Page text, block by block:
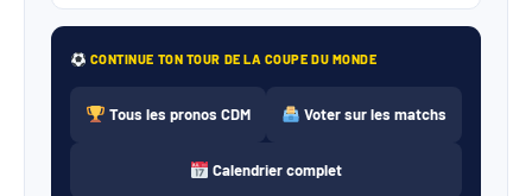
CONTINUE TON TOUR DE LA COUPE DU MONDE
Tous les pronos CDM Voter sur les matchs
Calendrier complet